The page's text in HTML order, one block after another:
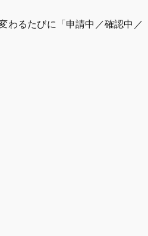
わるたびに「申請中／確認中／